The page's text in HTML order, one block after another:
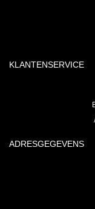
KLANTENSERVICE
ADRESGEGEVENS